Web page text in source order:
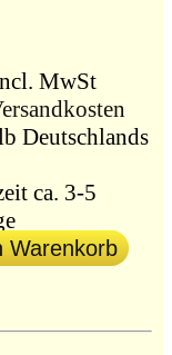
MwSt
Deutschlands
ca. 3-5
Warenkorb